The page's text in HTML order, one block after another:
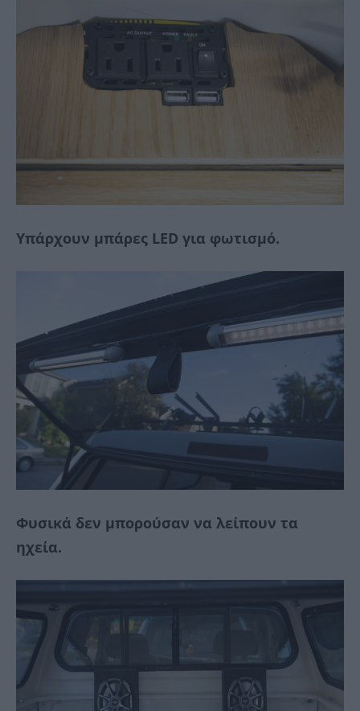
Υπάρχουν μπάρες LED για φωτισμό.
Φυσικά δεν μπορούσαν να λείπουν τα
ηχεία.